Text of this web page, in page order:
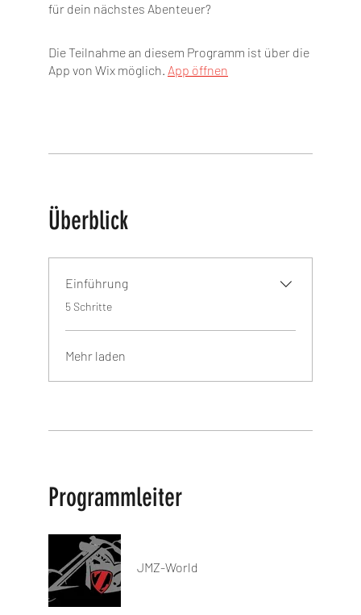
für dein nächstes Abenteuer?
Die Teilnahme an diesem Programm ist über die
App von Wix möglich. App öffnen
Überblick
Einführung
.5 Schritte
Mehr laden
Programmleiter
JMZ-World